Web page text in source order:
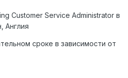
Customer Service Administrator в
, Англия
сроке в зависимости от